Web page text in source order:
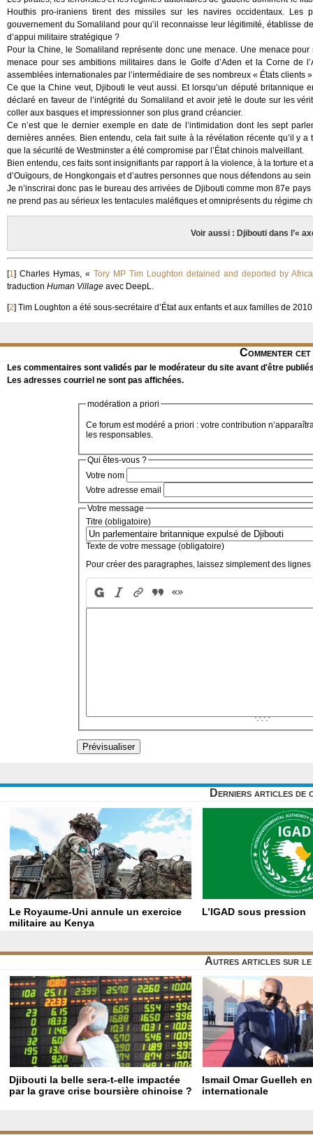
Houthis pro-iraniens tirent des missiles sur les navires occidentaux.
gouvernement du Somaliland pour qu’il reconnaisse leur légitimité, établisse
d’appui militaire stratégique ?
Pour la Chine, le Somaliland représente donc une menace. Une menace
menace pour ses ambitions militaires dans le Golfe d’Aden et la Corne de
assemblées internationales par l’intermédiaire de ses nombreux « États clients
Ce que la Chine veut, Djibouti le veut aussi. Et lorsqu’un député britannique
déclaré en faveur de l’intégrité du Somaliland et avoir jeté le doute sur les
coller aux basques et impressionner son plus grand créancier.
Ce n’est que le dernier exemple en date de l’intimidation dont les sept
dernières années. Bien entendu, cela fait suite à la révélation récente qu’il y
que la sécurité de Westminster a été compromise par l’État chinois malveillant.
Bien entendu, ces faits sont insignifiants par rapport à la violence, à la torture
d’Ouïgours, de Hongkongais et d’autres personnes que nous défendons au
Je n’inscrirai donc pas le bureau des arrivées de Djibouti comme mon 87e
ne prend pas au sérieux les tentacules maléfiques et omniprésents du régime
Voir aussi : Djibouti dans l’«
[1] Charles Hymas, « Tory MP Tim Loughton detained and deported by
traduction Human Village avec DeepL.
[2] Tim Loughton a été sous-secrétaire d’État aux enfants et aux familles de
Commenter
Les commentaires sont validés par le modérateur du site avant d'être
Les adresses courriel ne sont pas affichées.
modération a priori
Ce forum est modéré a priori : votre contribution
les responsables.
Qui êtes-vous ?
Votre nom
Votre adresse email
Votre message
Titre (obligatoire)
Texte de votre message (obligatoire)
Pour créer des paragraphes, laissez simplement des lignes
Derniers articles de
Le Royaume-Uni annule un exercice
militaire au Kenya
L’IGAD sous pression
Autres articles sur le
Djibouti la belle sera-t-elle impactée
par la grave crise boursière chinoise ?
Ismail Omar Guelleh
internationale